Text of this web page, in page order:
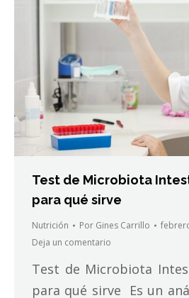
Test de Microbiota
para qué sirve
Nutrición Por Gines Carrillo
Deja un comentario
Test de Microbiota
para qué sirve Es un